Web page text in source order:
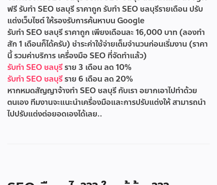
ฟรีรับทํา SEO ชลบุรี ราคาถูกรับทํา SEO ชลบุรีรายเดือน ปรับ
แต่งเว็บไซต์ ให้รองรับการค้นหาบน Google
รับทำ SEO ชลบุรี ราคาถูก เพียงเดือนละ 16,000 บาท (ลองทำ
สัก 1 เดือนก็ได้ครับ) ชำระค่าใช้จ่ายเต็มจำนวนก่อนเริ่มงาน (ราคา
นี้ รวมค่าบริการ เครื่องมือ SEO ที่จัดทำแล้ว)
รับทำ SEO ชลบุรีราย 3 เดือน ลด 10%
รับทำ SEO ชลบุรีราย 6 เดือน ลด 20%
หากหมดสัญญาจ้างทำ SEO ชลบุรี กับเรา อยากเอาไปทำด้วย
ตนเอง ทีมงานจะแนะนำเครื่องมือและการปรับแต่งให้ สามารถนำ
ไปปรับแต่งต่อยอดเองได้เลย..